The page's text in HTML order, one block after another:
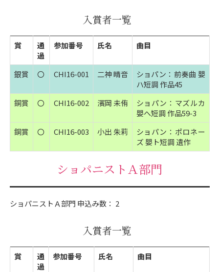
入賞者一覧
賞
通
過
参加番号 氏名 曲目
銀賞 〇 CHI16-001 二神 晴音
ショパン：前奏曲 嬰
ハ短調 作品45
銅賞
〇 CHI16-002 濱岡 未侑
ショパン：マズルカ
嬰へ短調 作品59-3
銅賞
〇 CHI16-003 小出 朱莉
ショパン：ポロネー
ズ 嬰ト短調 遺作
ショパニストＡ部門
ショパニストＡ部門 申込み数： 2
入賞者一覧
賞
通
過
参加番号 氏名 曲目